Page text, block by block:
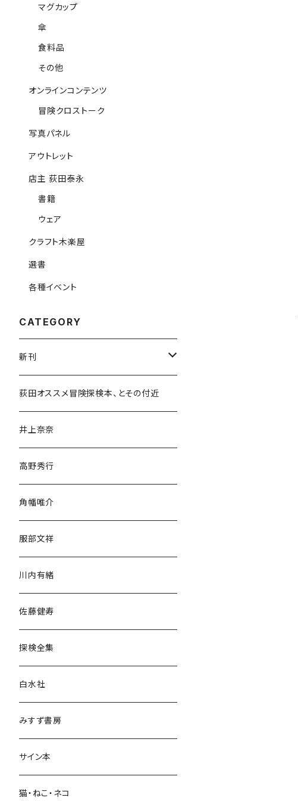
マグカップ
傘
食料品
その他
オンラインコンテンツ
冒険クロストーク
写真パネル
アウトレット
店主 荻田泰永
書籍
ウェア
クラフト木楽屋
選書
各種イベント
CATEGORY
新刊
和書
文学・小説・物語
随筆・ノンフィクション・その他
民族・風習
言語・ことば
荻田オススメ冒険探検本、とその付近
井上奈奈
高野秀行
角幡唯介
服部文祥
川内有緒
佐藤健寿
探検全集
白水社
みすず書房
サイン本
猫・ねこ・ネコ